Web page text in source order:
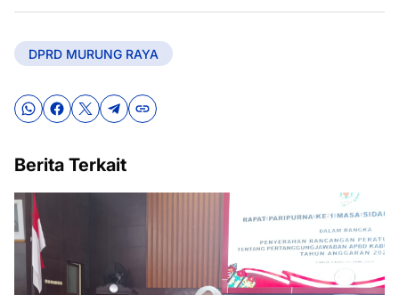
DPRD MURUNG RAYA
Berita Terkait